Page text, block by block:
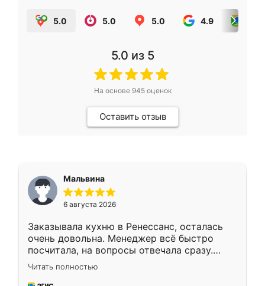
5.0 5.0 5.0 4.9
5.0 из 5
На основе 945оценок
Оставить отзыв
Мальвина
6 августа 2026
Заказывала кухню в Ренессанс, осталась
очень довольна. Менеджер всё быстро
посчитала, на вопросы отвечала сразу.
Замерщик приехал в субботу, подошёл к
делу со всей ответственностью. Собрали
Читать полностью